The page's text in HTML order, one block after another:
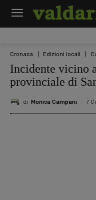
Cronaca Edizioni locali
Incidente vicino
provinciale di
di Monica Campani 7